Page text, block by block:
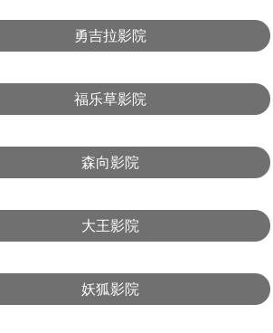
勇吉拉影院
福乐草影院
森向影院
大王影院
妖狐影院